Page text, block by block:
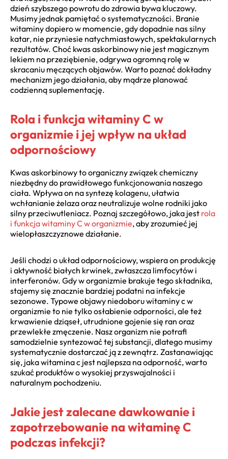
dzień szybszego powrotu do zdrowia bywa kluczowy.
Musimy jednak pamiętać o systematyczności. Branie
witaminy dopiero w momencie, gdy dopadnie nas silny
katar, nie przyniesie natychmiastowych, spektakularnych
rezultatów. Choć kwas askorbinowy nie jest magicznym
lekiem na przeziębienie, odgrywa ogromną rolę w
skracaniu męczących objawów. Warto poznać dokładny
mechanizm jego działania, aby mądrze planować
codzienną suplementację.
Rola i funkcja witaminy C w
organizmie i jej wpływ na układ
odpornościowy
Kwas askorbinowy to organiczny związek chemiczny
niezbędny do prawidłowego funkcjonowania naszego
ciała. Wpływa on na syntezę kolagenu, ułatwia
wchłanianie żelaza oraz neutralizuje wolne rodniki jako
silny przeciwutleniacz. Poznaj szczegółowo, jaka jest rola
i funkcja witaminy C w organizmie, aby zrozumieć jej
wielopłaszczyznowe działanie.
Jeśli chodzi o układ odpornościowy, wspiera on produkcję
i aktywność białych krwinek, zwłaszcza limfocytów i
interferonów. Gdy w organizmie brakuje tego składnika,
stajemy się znacznie bardziej podatni na infekcje
sezonowe. Typowe objawy niedoboru witaminy c w
organizmie to nie tylko osłabienie odporności, ale też
krwawienie dziąseł, utrudnione gojenie się ran oraz
przewlekłe zmęczenie. Nasz organizm nie potrafi
samodzielnie syntezować tej substancji, dlatego musimy
systematycznie dostarczać ją z zewnątrz. Zastanawiając
się, jaka witamina c jest najlepsza na odporność, warto
szukać produktów o wysokiej przyswajalności i
naturalnym pochodzeniu.
Jakie jest zalecane dawkowanie i
zapotrzebowanie na witaminę C
podczas infekcji?